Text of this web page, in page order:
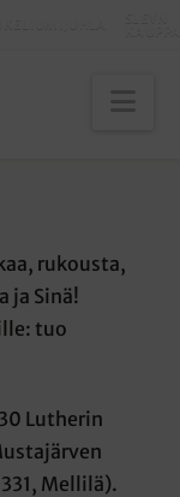
rukousta,
ja Sinä!
tuo
Lutherin
Mellilä).